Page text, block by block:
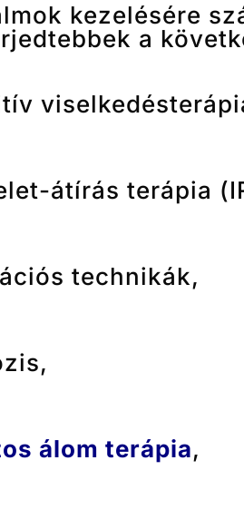
kezelésére
a
átírás terápia
technikák,
álom terápia,